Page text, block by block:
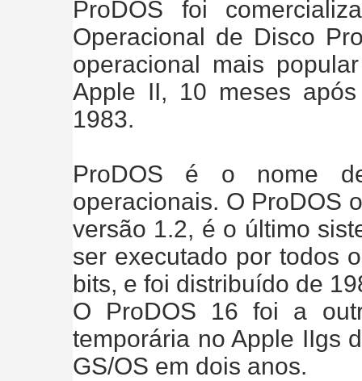
ProDOS foi
Operacional de Disco
operacional mais
Apple II, 10 meses
1983.
ProDOS é o nome
operacionais. O ProDOS
versão 1.2, é o último
ser executado por todos
bits, e foi distribuído de
O ProDOS 16 foi a
temporária no Apple IIgs
GS/OS em dois anos.